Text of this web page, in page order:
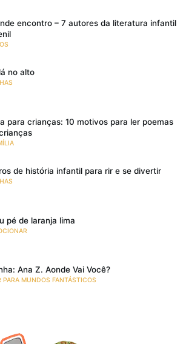
encontro – 7 autores da literatura infantil
no alto
para crianças: 10 motivos para ler poemas
de história infantil para rir e se divertir
pé de laranja lima
Ana Z. Aonde Vai Você?
PARA MUNDOS FANTÁSTICOS